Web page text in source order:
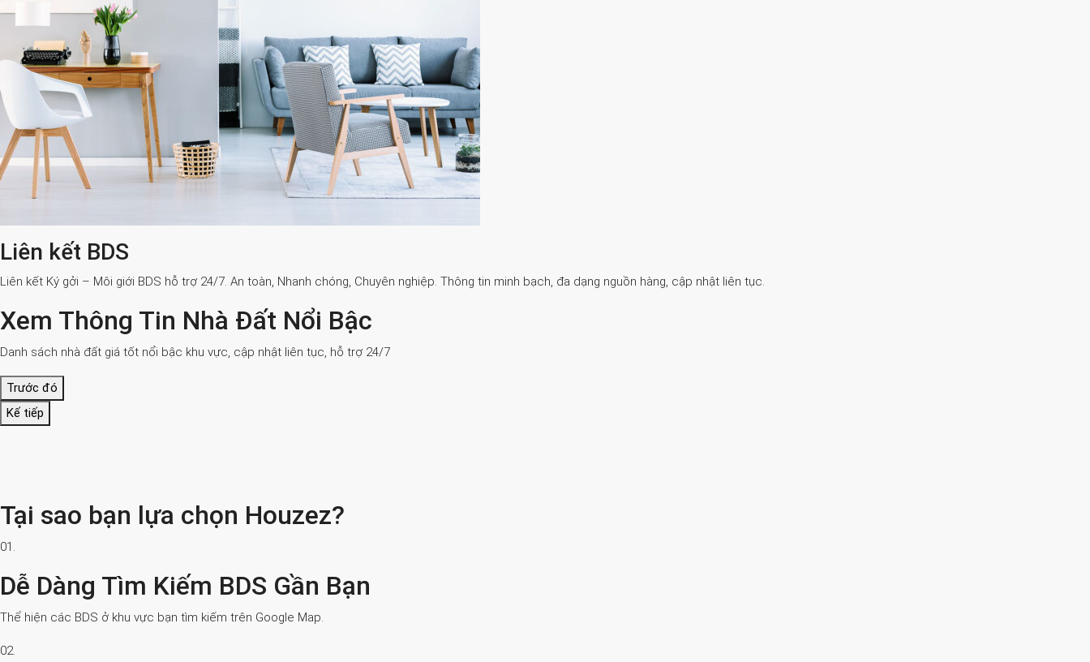
Liên kết BDS
Liên kết Ký gởi – Môi giới BDS hỗ trợ 24/7. An toàn, Nhanh chóng, Chuyên nghiệp. Thông tin minh bạch, đa dạng nguồn hàng, cập nhật liên tục.
Xem Thông Tin Nhà Đất Nổi Bậc
Danh sách nhà đất giá tốt nổi bậc khu vực, cập nhật liên tục, hỗ trợ 24/7
Trước đó
Kế tiếp
Tại sao bạn lựa chọn Houzez?
01.
Dễ Dàng Tìm Kiếm BDS Gần Bạn
Thể hiện các BDS ở khu vực bạn tìm kiếm trên Google Map.
02.